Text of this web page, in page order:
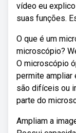
vídeo eu
suas funções.
O que é um
microscópio?
O microscópio
permite ampliar
são difíceis ou
parte do
Ampliam a